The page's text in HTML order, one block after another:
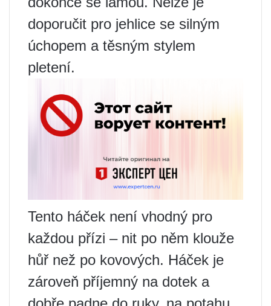
doporučit pro jehlice se silným
úchopem a těsným stylem
pletení.
Tento háček není vhodný pro
každou přízi – nit po něm klouže
hůř než po kovových. Háček je
zároveň příjemný na dotek a